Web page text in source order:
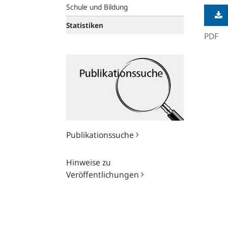
Schule und Bildung
Statistiken
Publikationssuche
Publikationssuche
Hinweise zu
Veröffentlichungen
zu
Veröffentlichungen
PDF